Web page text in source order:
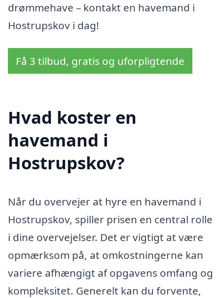
drømmehave – kontakt en havemand i
Hostrupskov i dag!
Få 3 tilbud, gratis og uforpligtende
Hvad koster en
havemand i
Hostrupskov?
Når du overvejer at hyre en havemand i
Hostrupskov, spiller prisen en central rolle
i dine overvejelser. Det er vigtigt at være
opmærksom på, at omkostningerne kan
variere afhængigt af opgavens omfang og
kompleksitet. Generelt kan du forvente,